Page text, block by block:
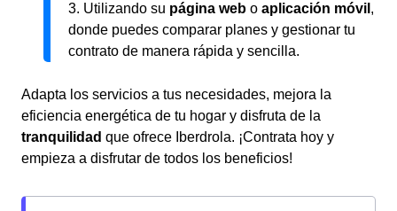
3. Utilizando su página web o aplicación móvil ,
donde puedes comparar planes y gestionar tu
contrato de manera rápida y sencilla.
Adapta los servicios a tus necesidades, mejora la
eficiencia energética de tu hogar y disfruta de la
tranquilidad que ofrece Iberdrola. ¡Contrata hoy y
empieza a disfrutar de todos los beneficios!